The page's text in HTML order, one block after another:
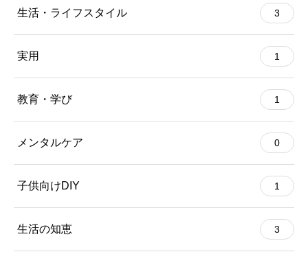
生活・ライフスタイル 3
実用 1
教育・学び 1
メンタルケア 0
子供向けDIY 1
生活の知恵 3